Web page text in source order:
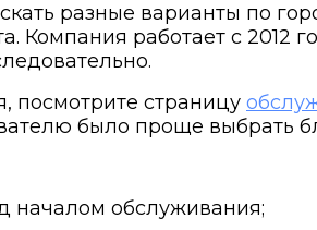
разные варианты по
Компания работает с 2012
посмотрите страницу
было проще выбрать
началом обслуживания;